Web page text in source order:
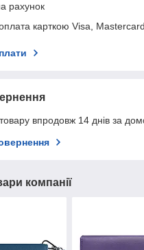
рахунок
карткою Visa,
впродовж 14 днів за
компанії